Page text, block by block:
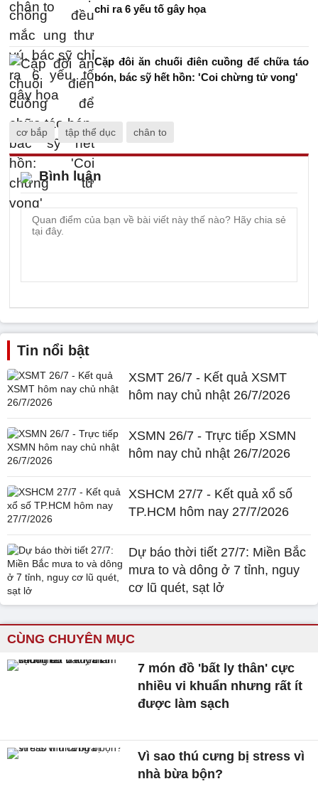
chỉ ra 6 yếu tố gây họa
Cặp đôi ăn chuối điên cuồng để chữa táo
bón, bác sỹ hết hồn: 'Coi chừng tử vong'
cơ bắp tập thể dục chân to
Bình luận
Tin nổi bật
XSMT 26/7 - Kết quả XSMT
hôm nay chủ nhật 26/7/2026
XSMN 26/7 - Trực tiếp XSMN
hôm nay chủ nhật 26/7/2026
XSHCM 27/7 - Kết quả xổ số
TP.HCM hôm nay 27/7/2026
Dự báo thời tiết 27/7: Miền Bắc
mưa to và dông ở 7 tỉnh, nguy
cơ lũ quét, sạt lở
CÙNG CHUYÊN MỤC
7 món đồ 'bất ly thân' cực
nhiều vi khuẩn nhưng rất ít
được làm sạch
Vì sao thú cưng bị stress vì
nhà bừa bộn?